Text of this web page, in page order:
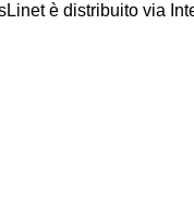
è distribuito via